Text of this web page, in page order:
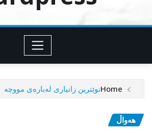
Homeنوێترین زانیاری لەبارەی مووچە
هەواڵ